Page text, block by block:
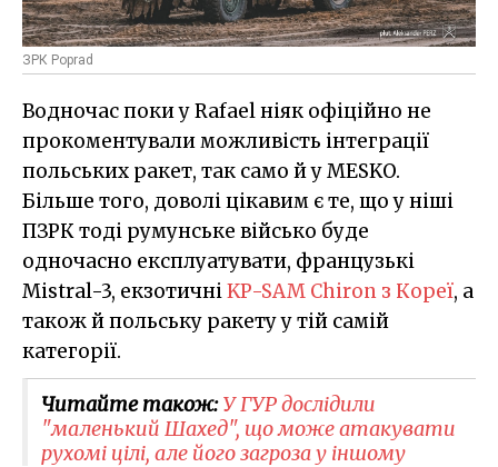
ЗРК Poprad
Водночас поки у Rafael ніяк офіційно не
прокоментували можливість інтеграції
польських ракет, так само й у MESKO.
Більше того, доволі цікавим є те, що у ніші
ПЗРК тоді румунське військо буде
одночасно експлуатувати, французькі
Mistral-3, екзотичніKP-SAM Chiron з Кореї, а
також й польську ракету у тій самій
категорії.
Читайте також:У ГУР дослідили
"маленький Шахед", що може атакувати
рухомі цілі, але його загроза у іншому